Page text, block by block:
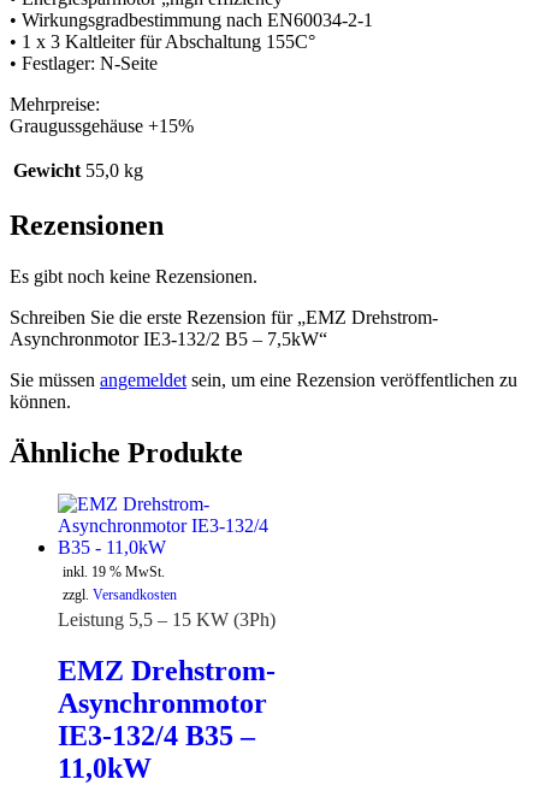
• Wirkungsgradbestimmung nach EN60034-2-1
• 1 x 3 Kaltleiter für Abschaltung 155C°
• Festlager: N-Seite
Mehrpreise:
Graugussgehäuse +15%
Gewicht 55,0 kg
Rezensionen
Es gibt noch keine Rezensionen.
Schreiben Sie die erste Rezension für „EMZ Drehstrom-
Asynchronmotor IE3-132/2 B5 – 7,5kW“
Sie müssen angemeldet sein, um eine Rezension veröffentlichen zu
können.
Ähnliche Produkte
inkl. 19 % MwSt.
zzgl. Versandkosten
Leistung 5,5 – 15 KW (3Ph)
EMZ Drehstrom-
Asynchronmotor
IE3-132/4 B35 –
11,0kW